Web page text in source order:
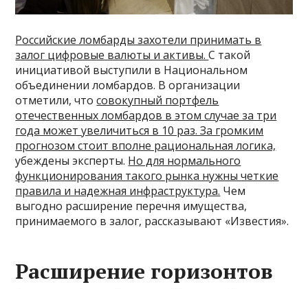
Российские ломбарды захотели принимать в
залог цифровые валюты и активы.С такой
инициативой выступили в Национальном
объединении ломбардов. В организации
отметили, чтосовокупный портфель
отечественных ломбардов в этом случае за три
года может увеличиться в 10 раз. За громким
прогнозом стоит вполне рациональная логика,
убеждены эксперты. Но для нормального
функционирования такого рынка нужны четкие
правила и надежная инфраструктура. Чем
выгодно расширение перечня имущества,
принимаемого в залог, рассказывают «Известия».
Расширение горизонтов